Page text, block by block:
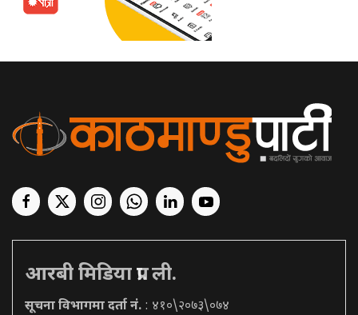
आरबी मिडिया प्रा. ली.
सूचना विभागमा दर्ता नं. : ४१०\२०७३\०७४